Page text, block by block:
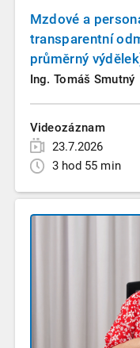
Mzdové a
transparentní
průměrný
Ing. Tomáš Smutný
Videozáznam
23.7.2026
3 hod 55 min